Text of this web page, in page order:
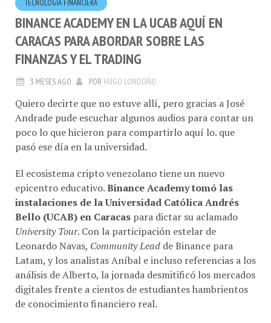
BINANCE ACADEMY EN LA UCAB AQUÍ EN
CARACAS PARA ABORDAR SOBRE LAS
FINANZAS Y EL TRADING
3 MESES AGO PORHUGO LONDOÑO
Quiero decirte que no estuve allí, pero gracias a José
Andrade pude escuchar algunos audios para contar un
poco lo que hicieron para compartirlo aquí lo. que
pasó ese día en la universidad.
epicentro educativo.Binance Academy tomó las
instalaciones de la Universidad Católica Andrés
Bello (UCAB) en Caracaspara dictar su aclamado
University Tour . Con la participación estelar de
Leonardo Navas,Community Leadde Binance para
Latam, y los analistas Aníbal e incluso referencias a los
análisis de Alberto, la jornada desmitificó los mercados
digitales frente a cientos de estudiantes hambrientos
de conocimiento financiero real.